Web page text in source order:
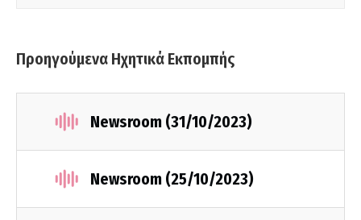
Προηγούμενα Ηχητικά Εκπομπής
Newsroom (31/10/2023)
Newsroom (25/10/2023)